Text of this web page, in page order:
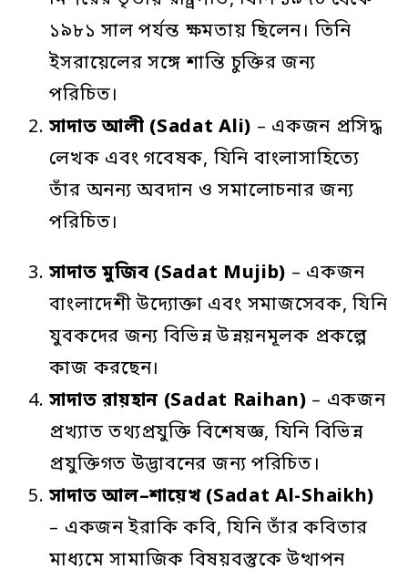
১৯৮১ সাল পর্যন্ত ক্ষমতায় ছিলেন। তিনি
ইসরায়েলের সঙ্গে শান্তি চুক্তির জন্য
পরিচিত।
সাদাত আলী (Sadat Ali) – একজন প্রসিদ্ধ
লেখক এবং গবেষক, যিনি বাংলাসাহিত্যে
তাঁর অনন্য অবদান ও সমালোচনার জন্য
পরিচিত।
সাদাত মুজিব (Sadat Mujib) – একজন
বাংলাদেশী উদ্যোক্তা এবং সমাজসেবক, যিনি
যুবকদের জন্য বিভিন্ন উন্নয়নমূলক প্রকল্পে
কাজ করছেন।
সাদাত রায়হান (Sadat Raihan) – একজন
প্রখ্যাত তথ্যপ্রযুক্তি বিশেষজ্ঞ, যিনি বিভিন্ন
প্রযুক্তিগত উদ্ভাবনের জন্য পরিচিত।
সাদাত আল–শায়েখ(Sadat Al-Shaikh)
– একজন ইরাকি কবি, যিনি তাঁর কবিতার
মাধ্যমে সামাজিক বিষয়বস্তুকে উত্থাপন